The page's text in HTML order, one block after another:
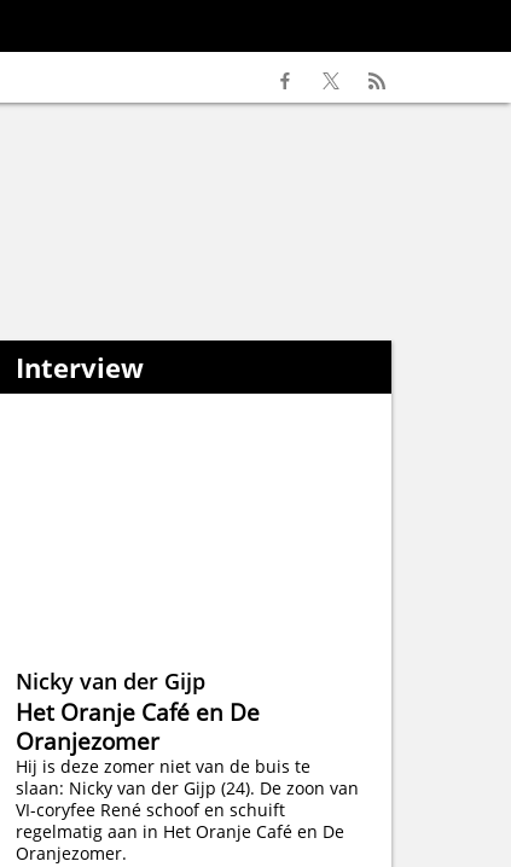
Interview
Nicky van der Gijp
Het Oranje Café en De
Oranjezomer
Hij is deze zomer niet van de buis te
slaan: Nicky van der Gijp (24). De zoon van
VI-coryfee René schoof en schuift
regelmatig aan in Het Oranje Café en De
Oranjezomer.